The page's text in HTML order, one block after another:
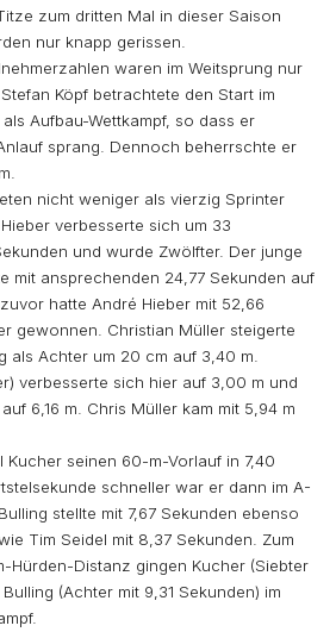
zum dritten Mal in dieser Saison
nur knapp gerissen.
waren im Weitsprung nur
Köpf betrachtete den Start im
Aufbau-Wettkampf, so dass er
sprang. Dennoch beherrschte er
nicht weniger als vierzig Sprinter
verbesserte sich um 33
und wurde Zwölfter. Der junge
mit ansprechenden 24,77 Sekunden auf
hatte André Hieber mit 52,66
gewonnen. Christian Müller steigerte
als Achter um 20 cm auf 3,40 m.
verbesserte sich hier auf 3,00 m und
6,16 m. Chris Müller kam mit 5,94 m
Kucher seinen 60-m-Vorlauf in 7,40
schneller war er dann im A-
stellte mit 7,67 Sekunden ebenso
Tim Seidel mit 8,37 Sekunden. Zum
Hürden-Distanz gingen Kucher (Siebter
(Achter mit 9,31 Sekunden) im